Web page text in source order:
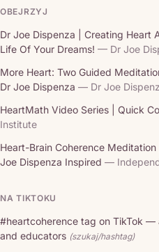
OBEJRZYJ
Dr Joe Dispenza | Creating Heart
Life Of Your Dreams! — Dr Joe
More Heart: Two Guided
Dr Joe Dispenza — Dr Joe
HeartMath Video Series | Quick
Institute
Heart-Brain Coherence
Joe Dispenza Inspired —
NA TIKTOKU
#heartcoherence tag on TikTok
and educators (szukaj/hashtag)